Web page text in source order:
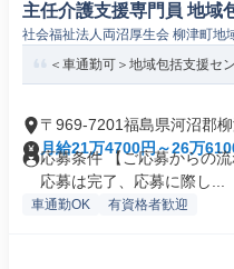
主任介護支援専門員 地域
社会福祉法人両沼厚生会 柳津町地
＜車通勤可＞地域包括支援セ
〒969-7201福島県河沼郡
月給21万4700円～26万
応募条件 【ご応募からの
応募は完了、応募に際し...
車通勤OK 有資格者歓迎